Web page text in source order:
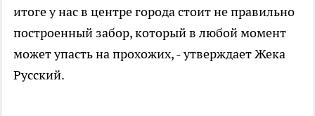
итоге у нас в центре города стоит не правильно
построенный забор, который в любой момент
может упасть на прохожих, - утверждает Жека
Русский.